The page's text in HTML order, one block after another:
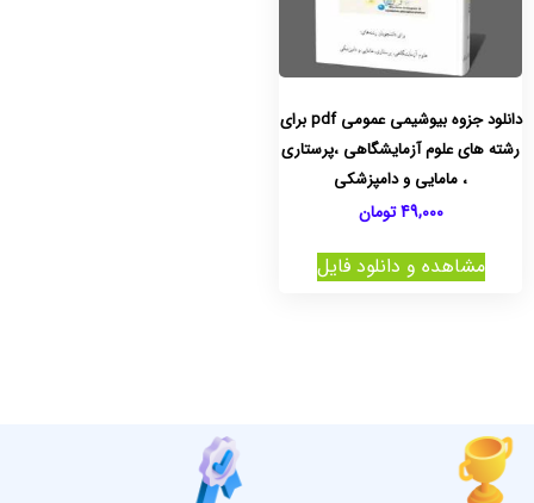
دانلود جزوه بیوشیمی عمومی pdf برای
رشته های علوم آزمایشگاهی ،پرستاری
، مامایی و دامپزشکی
49,000 تومان
مشاهده و دانلود فایل